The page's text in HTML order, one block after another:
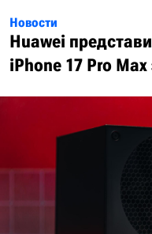
Новости
Huawei
iPhone 17 Pro Max